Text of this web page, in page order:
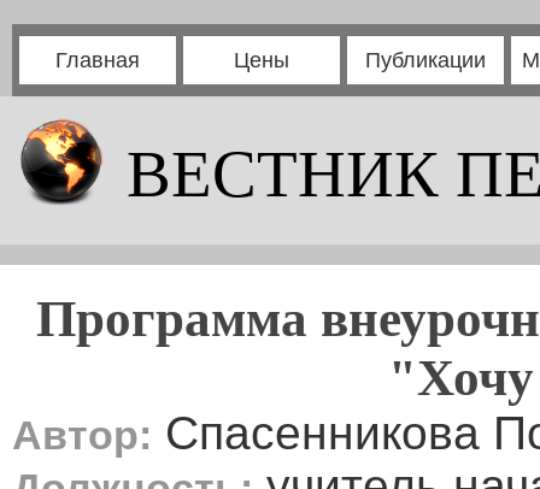
Главная Цены Публикации
ВЕСТНИК
Программа
"Хочу
Автор: Спасенникова